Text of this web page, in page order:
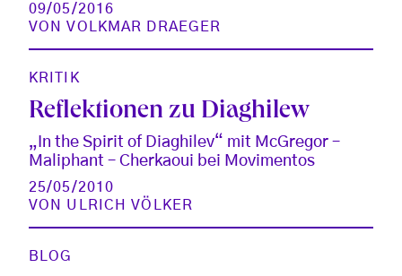
09/05/2016
VONVOLKMAR DRAEGER
KRITIK
Reflektionen zu Diaghilew
„In the Spirit of Diaghilev“ mit McGregor –
Maliphant – Cherkaoui bei Movimentos
25/05/2010
VON ULRICH VÖLKER
BLOG